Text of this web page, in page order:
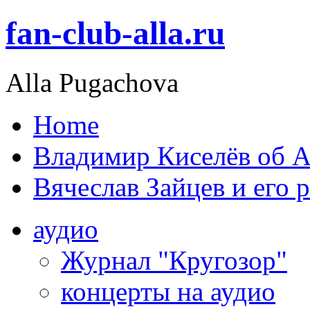
fan-club-alla.ru
Alla Pugachova
Home
Владимир Киселёв об
Вячеслав Зайцев и его
аудио
Журнал "Кругозор"
концерты на аудио